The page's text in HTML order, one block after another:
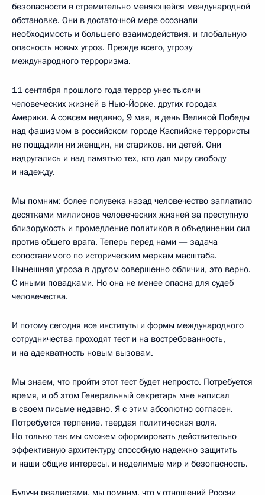
безопасности в стремительно меняющейся международной
обстановке. Они в достаточной мере осознали
необходимость и большего взаимодействия, и глобальную
опасность новых угроз. Прежде всего, угрозу
международного терроризма.
11 сентября прошлого года террор унес тысячи
человеческих жизней в Нью-Йорке, других городах
Америки. А совсем недавно, 9 мая, в день Великой Победы
над фашизмом в российском городе Каспийске террористы
не пощадили ни женщин, ни стариков, ни детей. Они
надругались и над памятью тех, кто дал миру свободу
и надежду.
Мы помним: более полувека назад человечество заплатило
десятками миллионов человеческих жизней за преступную
близорукость и промедление политиков в объединении сил
против общего врага. Теперь перед нами — задача
сопоставимого по историческим меркам масштаба.
Нынешняя угроза в другом совершенно обличии, это верно.
С иными повадками. Но она не менее опасна для судеб
человечества.
И потому сегодня все институты и формы международного
сотрудничества проходят тест и на востребованность,
и на адекватность новым вызовам.
Мы знаем, что пройти этот тест будет непросто. Потребуется
время, и об этом Генеральный секретарь мне написал
в своем письме недавно. Я с этим абсолютно согласен.
Потребуется терпение, твердая политическая воля.
Но только так мы сможем сформировать действительно
эффективную архитектуру, способную надежно защитить
и наши общие интересы, и неделимые мир и безопасность.
Будучи реалистами, мы помним, что у отношений России